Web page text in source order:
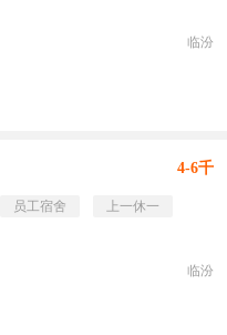
临汾
4-6千
员工宿舍
上一休一
临汾